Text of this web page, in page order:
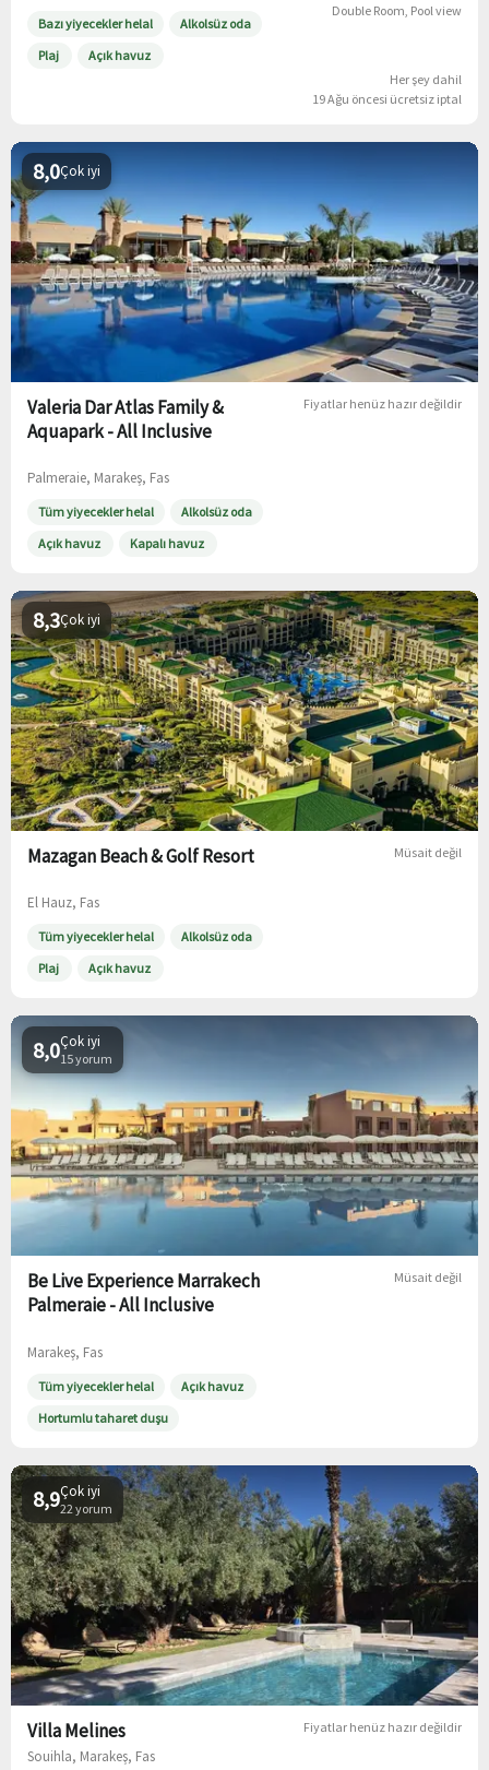
Bazı yiyecekler helal
Alkolsüz oda
Plaj
Açık havuz
Double Room, Pool view
Her şey dahil
19 Ağu öncesi ücretsiz iptal
Çok iyi
8,0
Valeria Dar Atlas Family &
Aquapark - All Inclusive
Palmeraie, Marakeş, Fas
Tüm yiyecekler helal
Alkolsüz oda
Açık havuz
Kapalı havuz
Fiyatlar henüz hazır değildir
Çok iyi
8,3
Mazagan Beach & Golf Resort
El Hauz, Fas
Tüm yiyecekler helal
Alkolsüz oda
Plaj
Açık havuz
Müsait değil
Çok iyi
15 yorum
8,0
Be Live Experience Marrakech
Palmeraie - All Inclusive
Marakeş, Fas
Tüm yiyecekler helal
Açık havuz
Hortumlu taharet duşu
Müsait değil
Çok iyi
22 yorum
8,9
Villa Melines
Souihla, Marakeş, Fas
Fiyatlar henüz hazır değildir